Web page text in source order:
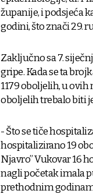
županije, i podsjeća
godini, što znači 29.
Zaključno sa 7.
gripe. Kada se ta
1179 oboljelih, u
oboljelih trebalo biti
- Što se tiče
hospitalizirano 19
Njavro” Vukovar 16
nagli početak imala
prethodnim